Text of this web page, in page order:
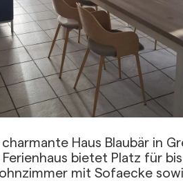
Haus Blaubär in
bietet Platz für
mit Sofaecke